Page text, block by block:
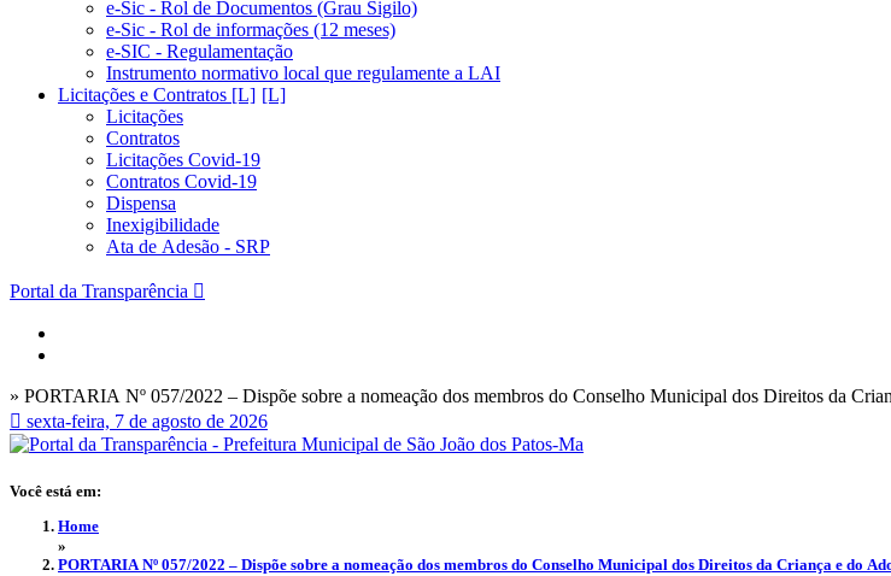
e-Sic - Rol de Documentos (Grau Sigilo)
e-Sic - Rol de informações (12 meses)
e-SIC - Regulamentação
Instrumento normativo local que regulamente a LAI
Licitações e Contratos [L]
Licitações
Contratos
Licitações Covid-19
Contratos Covid-19
Dispensa
Inexigibilidade
Ata de Adesão - SRP
Portal da Transparência
» PORTARIA Nº 057/2022 – Dispõe sobre a nomeação dos membros do Conselho Municipal dos Direitos da
sexta-feira, 7 de agosto de 2026
Você está em:
Home
»
PORTARIA Nº 057/2022 – Dispõe sobre a nomeação dos membros do Conselho Municipal dos Direitos da Criança e do